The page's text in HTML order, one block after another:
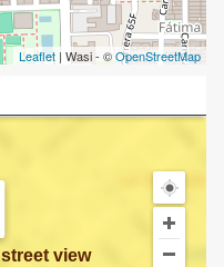
Leaflet | Wasi - ©OpenStreetMap
street view